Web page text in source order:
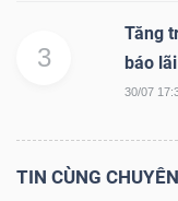
3
Tăng
báo
30/07
TIN CÙNG
Tất cả Cổ phiếu
đạo
(-)